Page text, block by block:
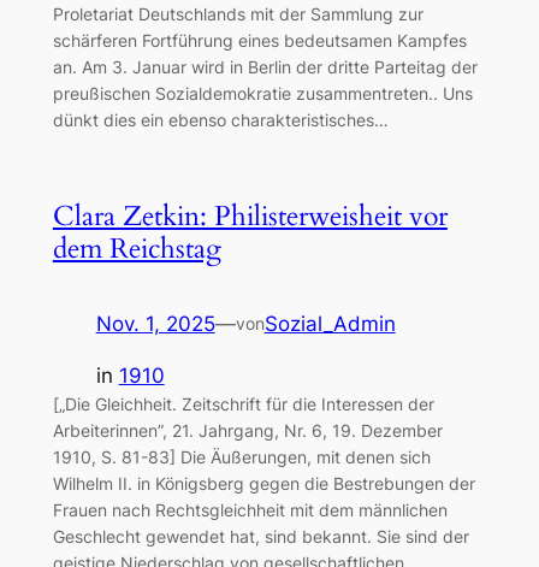
Proletariat Deutschlands mit der Sammlung zur
schärferen Fortführung eines bedeutsamen Kampfes
an. Am 3. Januar wird in Berlin der dritte Parteitag der
preußischen Sozialdemokratie zusammentreten.. Uns
dünkt dies ein ebenso charakteristisches…
Clara Zetkin: Philisterweisheit vor
dem Reichstag
Nov. 1, 2025—vonSozial_Admin
in 1910
[„Die Gleichheit. Zeitschrift für die Interessen der
Arbeiterinnen”, 21. Jahrgang, Nr. 6, 19. Dezember
1910, S. 81-83] Die Äußerungen, mit denen sich
Wilhelm II. in Königsberg gegen die Bestrebungen der
Frauen nach Rechtsgleichheit mit dem männlichen
Geschlecht gewendet hat, sind bekannt. Sie sind der
geistige Niederschlag von gesellschaftlichen